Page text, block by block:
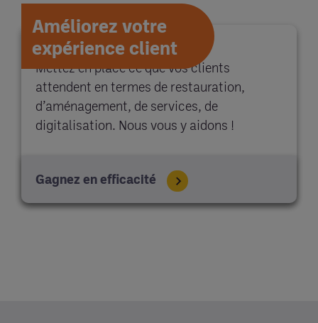
Améliorez votre
expérience client
Mettez en place ce que vos clients
attendent en termes de restauration,
d’aménagement, de services, de
digitalisation. Nous vous y aidons !
Gagnez en efficacité